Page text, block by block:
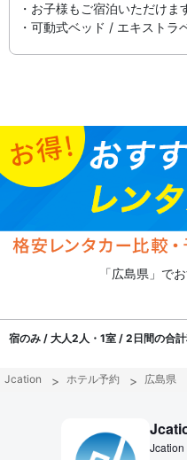
・お子様もご宿泊いただけま
・可動式ベッド / エキストラ
「広島県」で
宿のみ / 大人2人・1室 / 2日間の合
Jcation ホテル予約 広島県
Jcation